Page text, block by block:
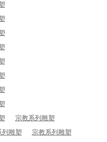
宗教系列雕塑
列雕塑
宗教系列雕塑